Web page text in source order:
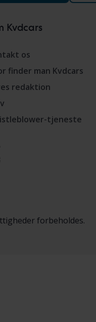
Kvdcars
os
finder man Kvdcars
redaktion
tjeneste
forbeholdes.